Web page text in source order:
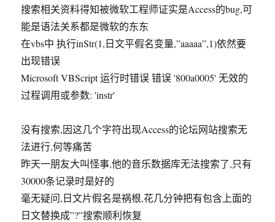
搜索相关资料得知被微软工程师证实是Access的bug,可
能是语法关系都是微软的东东
在vbs中 执行inStr(1,日文平假名变量,”aaaaa”,1)依然要
出现错误
Microsoft VBScript 运行时错误 错误 '800a0005' 无效的
过程调用或参数: 'instr'
没有搜索,因这几个字符出现Access的论坛网站搜索无
法进行,何等痛苦
昨天一朋友大叫怪事,他的音乐数据库无法搜索了,只有
30000条记录时是好的
毫无疑问,日文片假名是祸根,花几分钟把有包含上面的
日文替换成”?”搜索顺利恢复